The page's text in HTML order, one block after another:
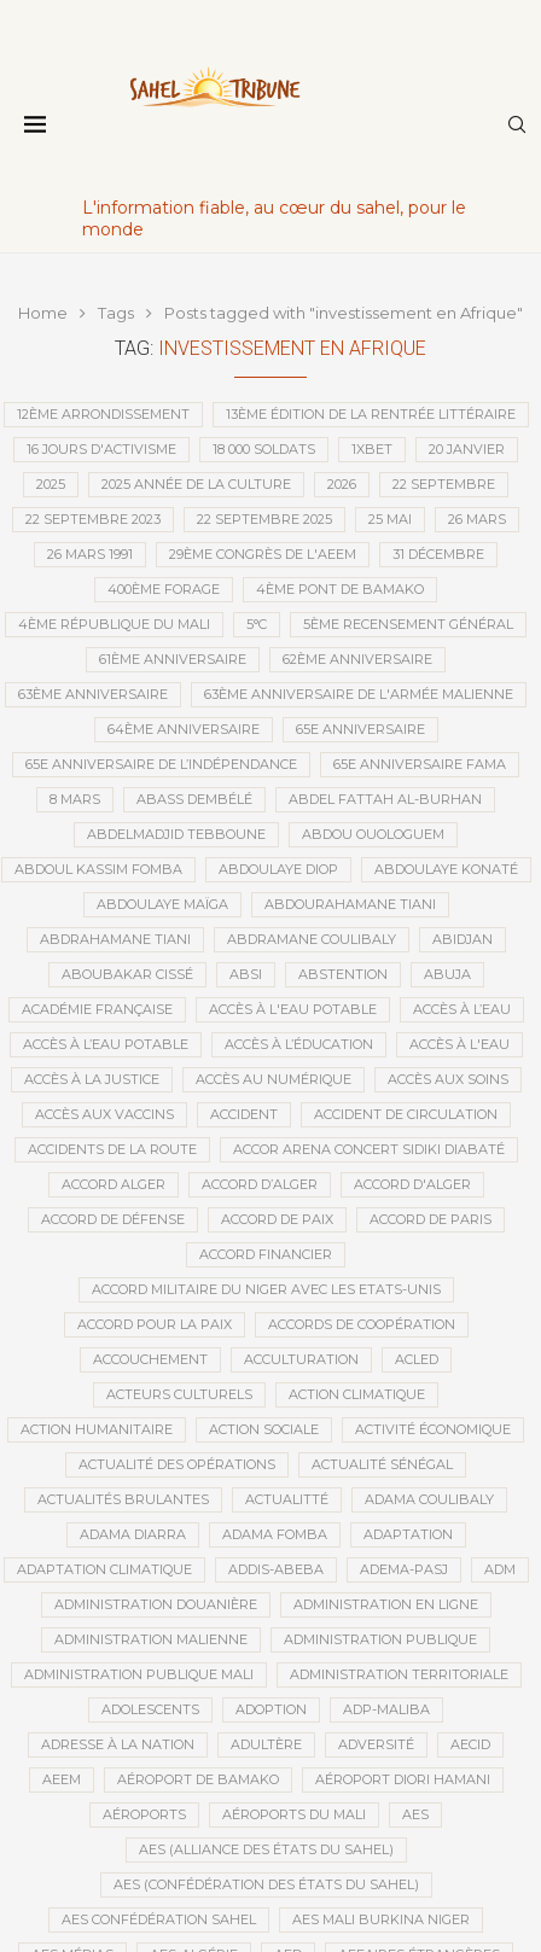
L'information fiable, au cœur du sahel, pour le
monde
Home Tags Posts tagged with "investissement en Afrique"
TAG: INVESTISSEMENT EN AFRIQUE
12ÈME ARRONDISSEMENT 13ÈME ÉDITION DE LA RENTRÉE LITTÉRAIRE
16 JOURS D'ACTIVISME 18 000 SOLDATS 1XBET 20 JANVIER
2025 2025 ANNÉE DE LA CULTURE 2026 22 SEPTEMBRE
22 SEPTEMBRE 2023 22 SEPTEMBRE 2025 25 MAI 26 MARS
26 MARS 1991 29ÈME CONGRÈS DE L'AEEM 31 DÉCEMBRE
400ÈME FORAGE 4ÈME PONT DE BAMAKO
4ÈME RÉPUBLIQUE DU MALI 5°C 5ÈME RECENSEMENT GÉNÉRAL
61ÈME ANNIVERSAIRE 62ÈME ANNIVERSAIRE
63ÈME ANNIVERSAIRE 63ÈME ANNIVERSAIRE DE L'ARMÉE MALIENNE
64ÈME ANNIVERSAIRE 65E ANNIVERSAIRE
65E ANNIVERSAIRE DE L’INDÉPENDANCE 65E ANNIVERSAIRE FAMA
8 MARS ABASS DEMBÉLÉ ABDEL FATTAH AL-BURHAN
ABDELMADJID TEBBOUNE ABDOU OUOLOGUEM
ABDOUL KASSIM FOMBA ABDOULAYE DIOP ABDOULAYE KONATÉ
ABDOULAYE MAÏGA ABDOURAHAMANE TIANI
ABDRAHAMANE TIANI ABDRAMANE COULIBALY ABIDJAN
ABOUBAKAR CISSÉ ABSI ABSTENTION ABUJA
ACADÉMIE FRANÇAISE ACCÈS À L'EAU POTABLE ACCÈS À L’EAU
ACCÈS À L’EAU POTABLE ACCÈS À L’ÉDUCATION ACCÈS À L'EAU
ACCÈS À LA JUSTICE ACCÈS AU NUMÉRIQUE ACCÈS AUX SOINS
ACCÈS AUX VACCINS ACCIDENT ACCIDENT DE CIRCULATION
ACCIDENTS DE LA ROUTE ACCOR ARENA CONCERT SIDIKI DIABATÉ
ACCORD ALGER ACCORD D’ALGER ACCORD D'ALGER
ACCORD DE DÉFENSE ACCORD DE PAIX ACCORD DE PARIS
ACCORD FINANCIER
ACCORD MILITAIRE DU NIGER AVEC LES ETATS-UNIS
ACCORD POUR LA PAIX ACCORDS DE COOPÉRATION
ACCOUCHEMENT ACCULTURATION ACLED
ACTEURS CULTURELS ACTION CLIMATIQUE
ACTION HUMANITAIRE ACTION SOCIALE ACTIVITÉ ÉCONOMIQUE
ACTUALITÉ DES OPÉRATIONS ACTUALITÉ SÉNÉGAL
ACTUALITÉS BRULANTES ACTUALITTÉ ADAMA COULIBALY
ADAMA DIARRA ADAMA FOMBA ADAPTATION
ADAPTATION CLIMATIQUE ADDIS-ABEBA ADEMA-PASJ ADM
ADMINISTRATION DOUANIÈRE ADMINISTRATION EN LIGNE
ADMINISTRATION MALIENNE ADMINISTRATION PUBLIQUE
ADMINISTRATION PUBLIQUE MALI ADMINISTRATION TERRITORIALE
ADOLESCENTS ADOPTION ADP-MALIBA
ADRESSE À LA NATION ADULTÈRE ADVERSITÉ AECID
AEEM AÉROPORT DE BAMAKO AÉROPORT DIORI HAMANI
AÉROPORTS AÉROPORTS DU MALI AES
AES (ALLIANCE DES ÉTATS DU SAHEL)
AES (CONFÉDÉRATION DES ÉTATS DU SAHEL)
AES CONFÉDÉRATION SAHEL AES MALI BURKINA NIGER